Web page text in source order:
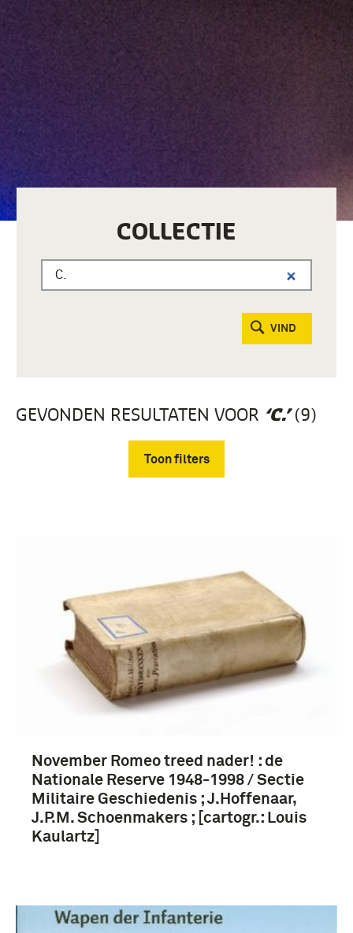
COLLECTIE
VIND
GEVONDEN RESULTATEN VOOR ‘C.’(9)
Toon filters
boek (9)
Koninklijke Landmacht (1813/1814-heden) (9)
November Romeo treed nader! : de
Nationale Reserve 1948-1998 / Sectie
Militaire Geschiedenis ; J.Hoffenaar,
J.P.M. Schoenmakers ; [cartogr.: Louis
Kaulartz]